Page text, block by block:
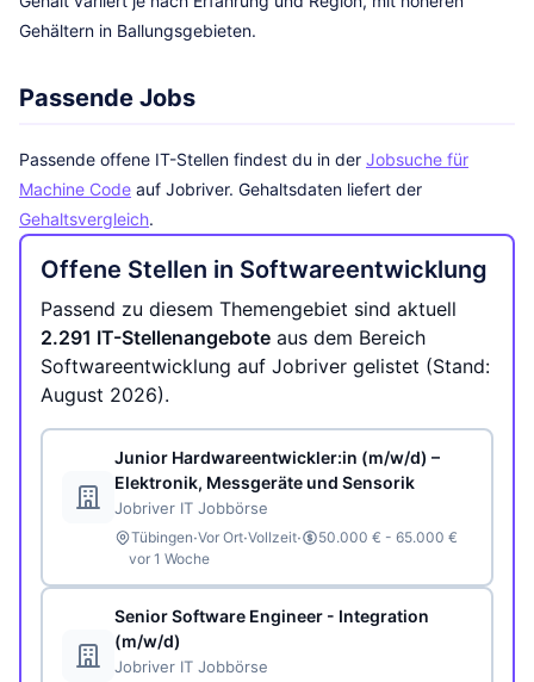
Gehältern in Ballungsgebieten.
Passende Jobs
Passende offene IT-Stellen findest du in der Jobsuche für
Machine Code auf Jobriver. Gehaltsdaten liefert der
Gehaltsvergleich.
Offene Stellen in Softwareentwicklung
Passend zu diesem Themengebiet sind aktuell
2.291 IT-Stellenangebote aus dem Bereich
Softwareentwicklung auf Jobriver gelistet (Stand:
August 2026).
Junior Hardwareentwickler:in (m/w/d) –
Elektronik, Messgeräte und Sensorik
Jobriver IT Jobbörse
Tübingen·Vor Ort·Vollzeit·
50.000 € - 65.000 €
vor 1 Woche
Senior Software Engineer - Integration
(m/w/d)
Jobriver IT Jobbörse